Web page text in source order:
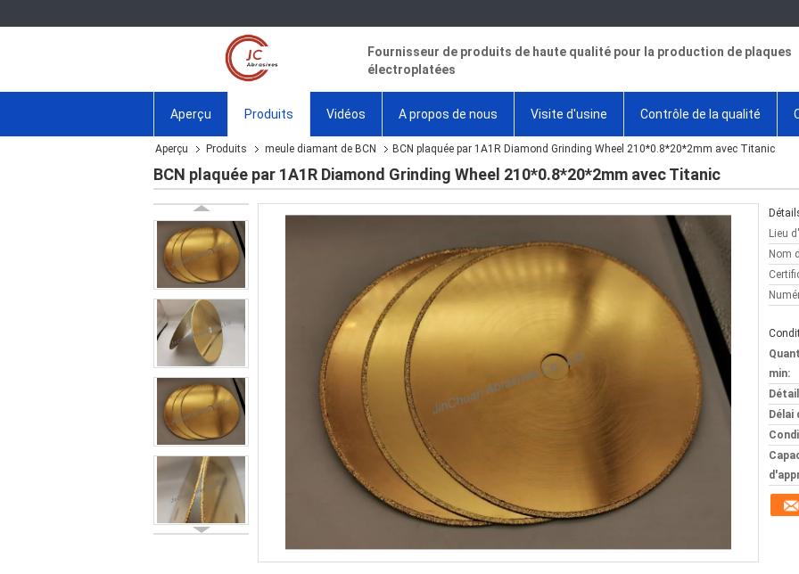
Fournisseur de produits de haute qualité pour la production de plaques
électroplatées
Aperçu Produits Vidéos A propos de nous Visite d'usine Contrôle de la qualité
Aperçu Produits meule diamant de BCN BCN plaquée par 1A1R Diamond Grinding Wheel 210*0.8*20*2mm avec Titanic
BCN plaquée par 1A1R Diamond Grinding Wheel 210*0.8*20*2mm avec Titanic
Lieu
Nom
min:
Délai